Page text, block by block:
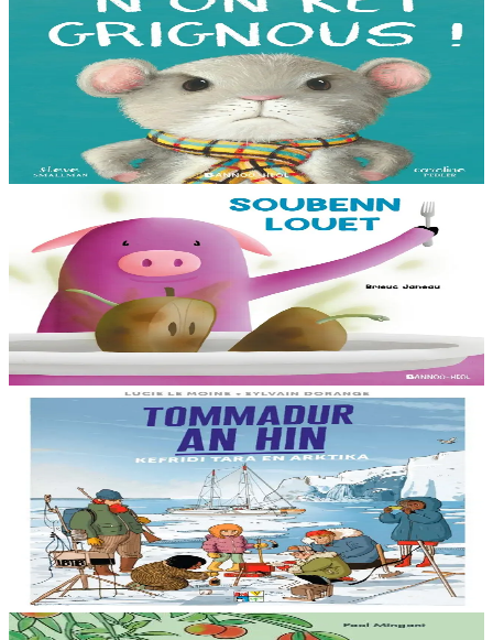
Bannoù-heol
I'm not grumpy!
À la lisière de la forêt vit une petite souris. C'est la souris la plus
grognonne et la plus hargneuse des environs, jusqu'à sa rencontre
avec un petit blaireau...
En stock13,00 €
Soubenn louet
Rozig prépare avec attention une soupe pour ses amis. Un invité
surprise va-t-il gâcher la fête ? Cet album mêlant humour et suspense
permettra aussi...
En stock8,00 €
8 ans et plus
Bannoù-heol
Le réchauffement climatique : Mission Tara en
Arctique
Billy connaît bien la mer et le réchauffement climatique : sa maman
étudie la fonte des glaces à bord d’un voilier scientifique, la goélette
Tara....
En stock15,00 €
15 ans et plus